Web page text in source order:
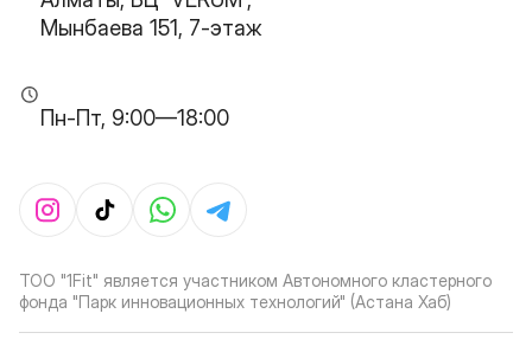
Мынбаева 151, 7-этаж
Пн-Пт, 9:00—18:00
ТОО "1Fit" является участником Автономного кластерного
фонда "Парк инновационных технологий" (Астана Хаб)